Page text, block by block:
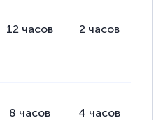
12 часов 2 часов
8 часов 4 часов